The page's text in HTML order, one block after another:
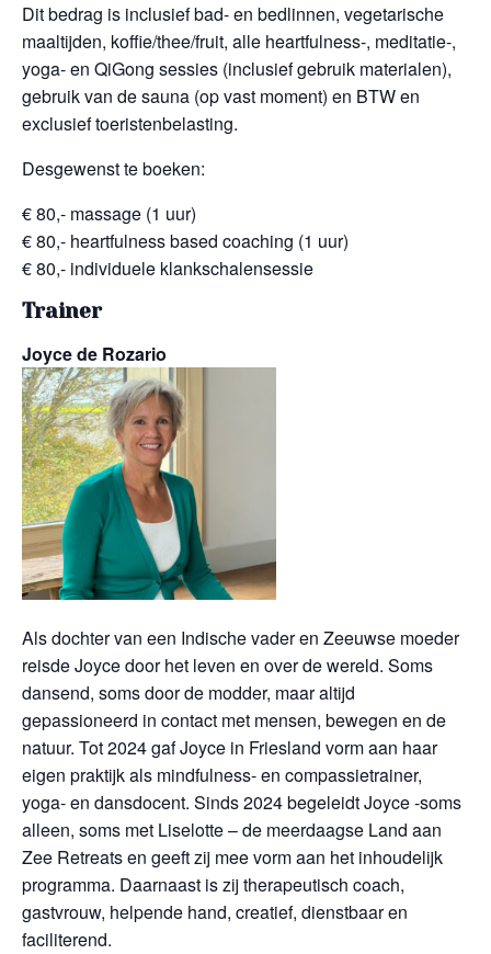
Dit bedrag is inclusief bad- en bedlinnen, vegetarische
maaltijden, koffie/thee/fruit, alle heartfulness-, meditatie-,
yoga- en QiGong sessies (inclusief gebruik materialen),
gebruik van de sauna (op vast moment) en BTW en
exclusief toeristenbelasting.
Desgewenst te boeken:
€ 80,- massage (1 uur)
€ 80,- heartfulness based coaching (1 uur)
€ 80,- individuele klankschalensessie
Trainer
Joyce de Rozario
Als dochter van een Indische vader en Zeeuwse moeder
reisde Joyce door het leven en over de wereld. Soms
dansend, soms door de modder, maar altijd
gepassioneerd in contact met mensen, bewegen en de
natuur. Tot 2024 gaf Joyce in Friesland vorm aan haar
eigen praktijk als mindfulness- en compassietrainer,
yoga- en dansdocent. Sinds 2024 begeleidt Joyce -soms
alleen, soms met Liselotte – de meerdaagse Land aan
Zee Retreats en geeft zij mee vorm aan het inhoudelijk
programma. Daarnaast is zij therapeutisch coach,
gastvrouw, helpende hand, creatief, dienstbaar en
faciliterend.